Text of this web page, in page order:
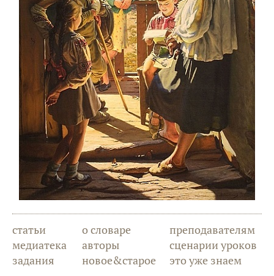
статьи
медиатека
задания
о словаре
авторы
новое&старое
преподавателям
сценарии уроков
это уже знаем